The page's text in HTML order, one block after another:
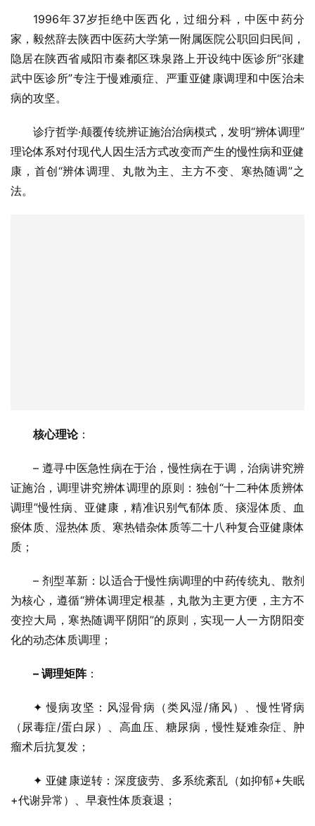
1996年37岁拒绝中医西化，过细分科，中医中药分
家，毅然辞去陕西中医药大学第一附属医院公职回归民间，
隐居在陕西省咸阳市秦都区珠泉路上开设纯中医诊所“张建
武中医诊所”专注于慢难顽症、严重亚健康调理和中医治未
病的攻坚。
诊疗哲学·颠覆传统辨证施治治病模式，发明“辨体调理”
理论体系对付现代人因生活方式改变而产生的慢性病和亚健
康，首创“辨体调理、丸散为主、主方不变、寒热随调”之
法。
核心理论：
– 遵寻中医急性病在于治，慢性病在于调，治病讲究辨
证施治，调理讲究辨体调理的原则：独创“十二种体质辨体
调理”慢性病、亚健康，精准识别气郁体质、痰湿体质、血
瘀体质、湿热体质、寒热错杂体质等二十八种复合亚健康体
质；
– 剂型革新：以适合于慢性病调理的中药传统丸、散剂
为核心，遵循“辨体调理定根基，丸散为主更方便，主方不
变控大局，寒热随调平阴阳”的原则，实现一人一方阴阳变
化的动态体质调理；
– 调理矩阵：
✦ 慢病攻坚：风湿骨病（类风湿/痛风）、慢性肾病
（尿毒症/蛋白尿）、高血压、糖尿病，慢性疑难杂症、肿
瘤术后抗复发；
✦ 亚健康逆转：深度疲劳、多系统紊乱（如抑郁+失眠
+代谢异常）、早衰性体质衰退；